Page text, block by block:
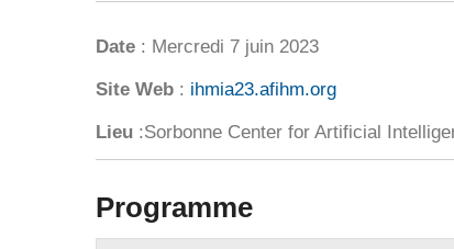
Date : Mercredi 7 juin 2023
Site Web : ihmia23.afihm.org
Lieu :Sorbonne Center for Artificial
Programme